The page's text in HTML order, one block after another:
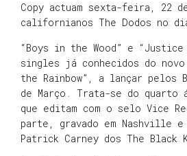
Copy actuam sexta-feira, 22
californianos The Dodos no
“Boys in the Wood” e
singles já conhecidos do novo
the Rainbow”, a lançar pelos
de Março. Trata-se do quarto
que editam com o selo Vice
parte, gravado em Nashville
Patrick Carney dos The Black